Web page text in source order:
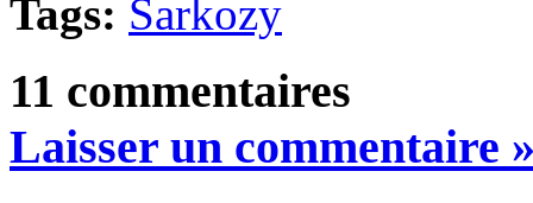
Tags: Sarkozy
11 commentaires
Laisser un commentaire